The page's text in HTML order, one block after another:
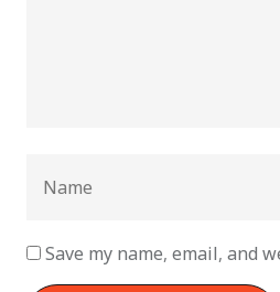
Save my name, email, and